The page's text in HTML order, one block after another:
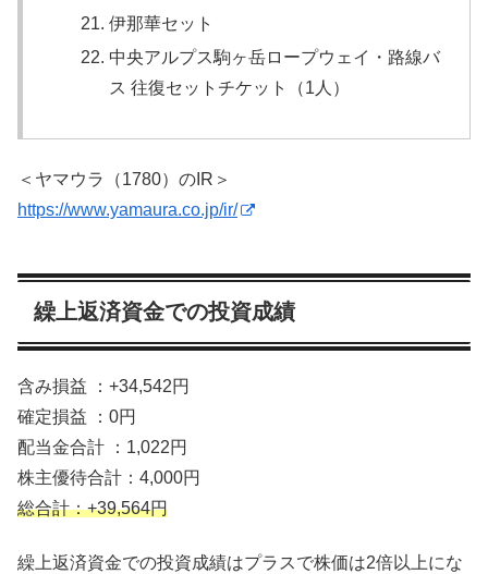
伊那華セット
中央アルプス駒ヶ岳ロープウェイ・路線バ
ス 往復セットチケット（1人）
＜ヤマウラ（1780）のIR＞
https://www.yamaura.co.jp/ir/
繰上返済資金での投資成績
含み損益 ：+34,542円
確定損益 ：0円
配当金合計 ：1,022円
株主優待合計：4,000円
総合計：+39,564円
繰上返済資金での投資成績はプラスで株価は2倍以上にな